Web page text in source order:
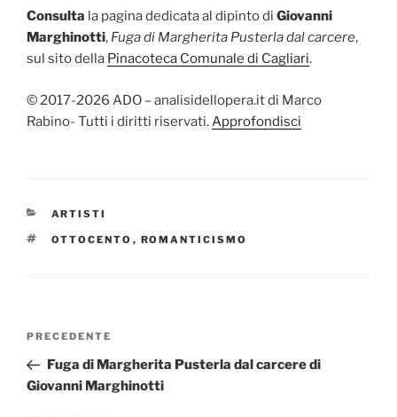
Consulta la pagina dedicata al dipinto di Giovanni
Marghinotti, Fuga di Margherita Pusterla dal carcere,
sul sito della Pinacoteca Comunale di Cagliari.
© 2017-2026 ADO – analisidellopera.it di Marco
Rabino- Tutti i diritti riservati.Approfondisci
CATEGORIE
ARTISTI
TAG
OTTOCENTO , ROMANTICISMO
Navigazione
Articolo
precedente:
PRECEDENTE
Fuga di Margherita Pusterla dal carcere di
Giovanni Marghinotti